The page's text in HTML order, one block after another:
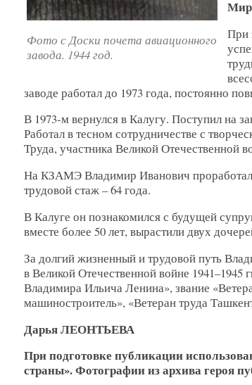
Фото с Доски почета авиационного
завода. 1944 год.
При
заводе работал до 1973 года, постоянно
В 1973-м вернулся в Калугу. Поступил на
Работал в тесном сотрудничестве с
Труда, участника Великой Отечественной
На КЗАМЭ Владимир Иванович проработал
трудовой стаж – 64 года.
В Калуге он познакомился с будущей
вместе более 50 лет, вырастили двух
За долгий жизненный и трудовой путь
в Великой Отечественной войне
Владимира Ильича Ленина», звание
машиностроитель», «Ветеран труда
Дарья ЛЕОНТЬЕВА
При подготовке публикации
страны». Фотографии из архива героя